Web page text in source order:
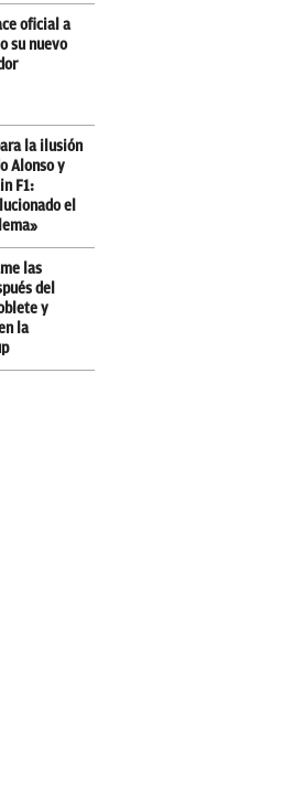
oficial a
su nuevo
la ilusión
Alonso y
F1:
el
las
del
y
la